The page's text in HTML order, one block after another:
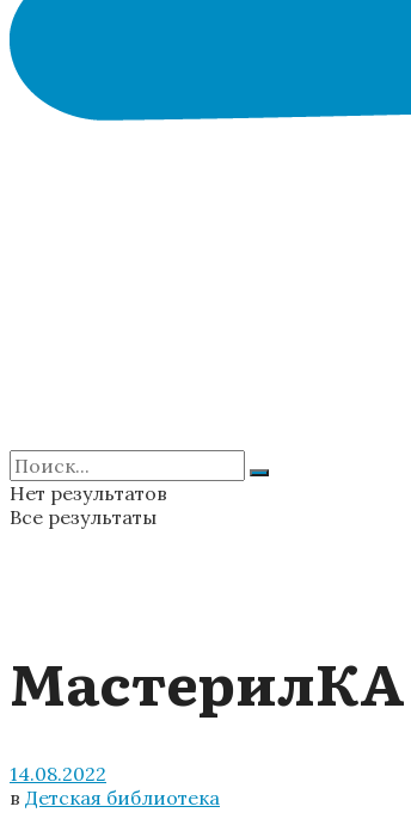
Нет результатов
Все результаты
МастерилКА
14.08.2022
в Детская библиотека